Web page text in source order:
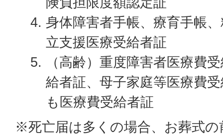
身体障害者手帳、療育手帳
立支援医療受給者証
（高齢）重度障害者医療費
給者証、母子家庭等医療費
も医療費受給者証
※死亡届は多くの場合、お葬式